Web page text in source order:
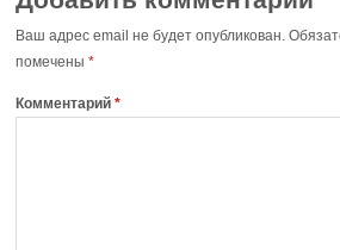
Ваш адрес email не будет опубликован.
помечены*
Комментарий*